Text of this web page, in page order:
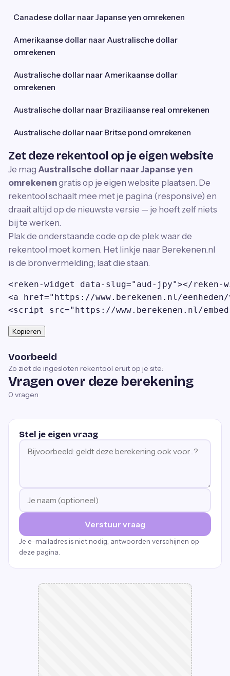
Canadese dollar naar Japanse yen omrekenen
Amerikaanse dollar naar Australische dollar
omrekenen
Australische dollar naar Amerikaanse dollar
omrekenen
Australische dollar naar Braziliaanse real omrekenen
Australische dollar naar Britse pond omrekenen
Zet deze rekentool op je eigen website
Je mag Australische dollar naar Japanse yen
omrekenengratis op je eigen website plaatsen. De
rekentool schaalt mee met je pagina (responsive) en
draait altijd op de nieuwste versie — je hoeft zelf niets
bij te werken.
Plak de onderstaande code op de plek waar de
rekentool moet komen. Het linkje naar Berekenen.nl
is de bronvermelding; laat die staan.
<reken-widget data-slug="aud-jpy"></reken-
<a href="https://www.berekenen.nl/
<script src="https://www.berekenen.nl/
Kopiëren
Voorbeeld
Zo ziet de ingesloten rekentool eruit op je site:
Vragen over deze berekening
0 vragen
Stel je eigen vraag
Verstuur vraag
Je e-mailadres is niet nodig; antwoorden verschijnen op
deze pagina.